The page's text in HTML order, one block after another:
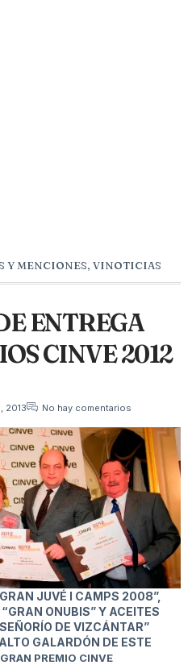
Y MENCIONES, VINOTICIAS
ENTREGA
CINVE 2012
2013
No hay comentarios
JUVÉ I CAMPS 2008”,
ONUBIS” Y ACEITES
DE VIZCÁNTAR”
GALARDÓN DE ESTE
PREMIO CINVE